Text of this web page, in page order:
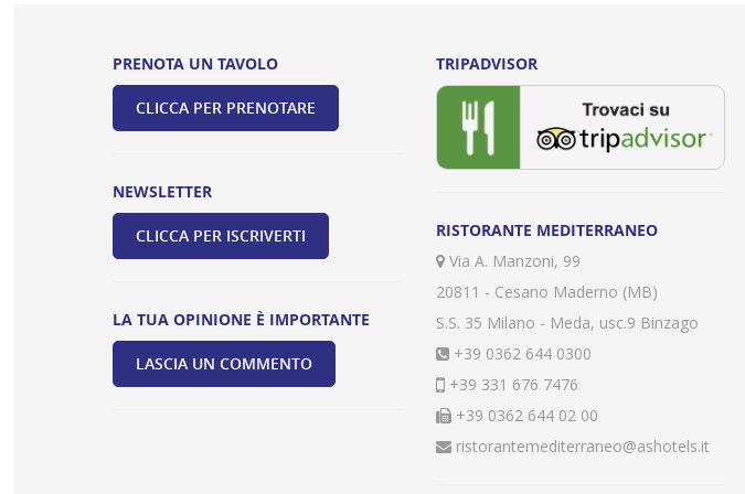
PRENOTA UN TAVOLO
CLICCA PER PRENOTARE
NEWSLETTER
CLICCA PER ISCRIVERTI
LA TUA OPINIONE È IMPORTANTE
LASCIA UN COMMENTO
TRIPADVISOR
RISTORANTE MEDITERRANEO
Via A. Manzoni, 99
20811 - Cesano Maderno (MB)
S.S. 35 Milano - Meda, usc.9 Binzago
+39 0362 644 0300
+39 331 676 7476
+39 0362 644 02 00
ristorantemediterraneo@ashotels.it